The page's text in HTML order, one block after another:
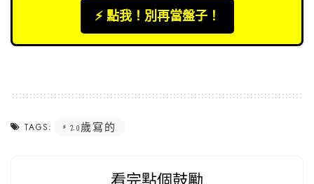
⚡️ 點我！別再當盤子！
TAGS: 20歲寫的